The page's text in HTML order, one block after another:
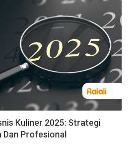
Kuliner 2025: Strategi
Dan Profesional